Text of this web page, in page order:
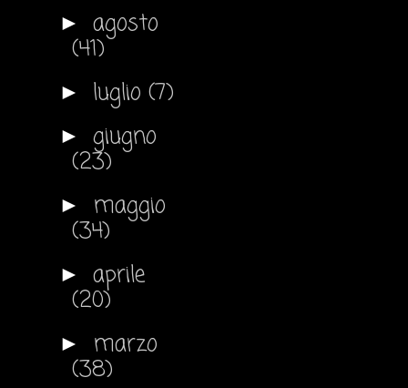
► agosto
(41)
► luglio (7)
► giugno
(23)
► maggio
(34)
► aprile
(20)
► marzo
(38)